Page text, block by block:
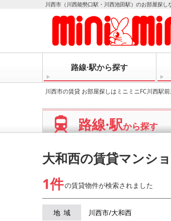
川西市（川西能勢口駅・川西池田駅）のお部屋探し
路線·駅から探す
川西市の賃貸 お部屋探しはミニミニFC川西駅
路線·駅から探す
大和西の賃貸マンシ
1件の賃貸物件が検索されました
地域 川西市/大和西